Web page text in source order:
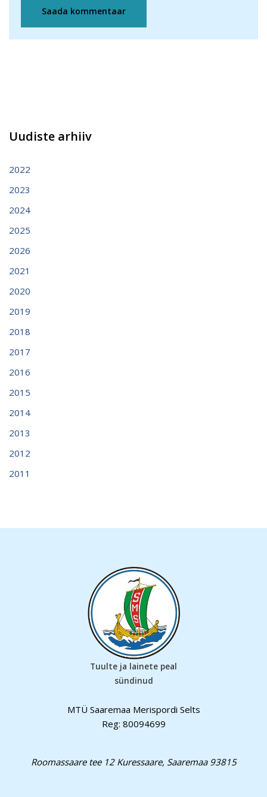
Uudiste arhiiv
2022
2023
2024
2025
2026
2021
2020
2019
2018
2017
2016
2015
2014
2013
2012
2011
Tuulte ja lainete peal
sündinud
MTÜ Saaremaa Merispordi Selts
Reg: 80094699
Roomassaare tee 12 Kuressaare, Saaremaa 93815